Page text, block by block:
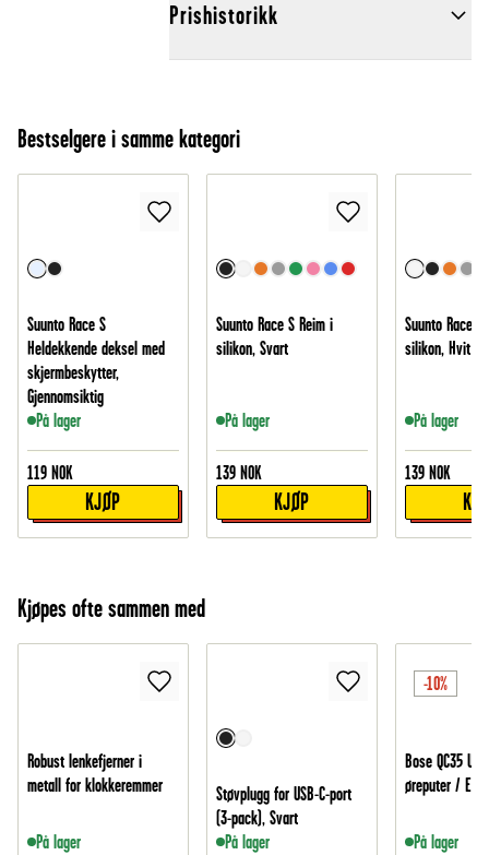
Prishistorikk
Bestselgere i samme kategori
Suunto Race S
Heldekkende deksel med
skjermbeskytter,
Gjennomsiktig
På lager
119 NOK
KJØP
Suunto Race S Reim i
silikon, Svart
På lager
139 NOK
KJØP
Suunto Race S
silikon, Hvit
På lager
139 NOK
Kjøpes ofte sammen med
Robust lenkefjerner i
metall for klokkeremmer
På lager
Støvplugg for USB-C-port
(3-pack), Svart
På lager
-10%
Bose QC35
øreputer /
På lager